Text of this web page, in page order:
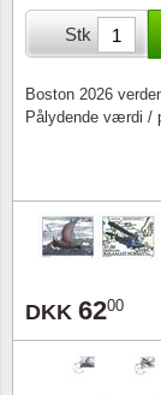
Stk
Boston 2026
Pålydende værdi /
DKK 6200
Særkonvolutter
Andre
Lupper,
Tilbehør - andet